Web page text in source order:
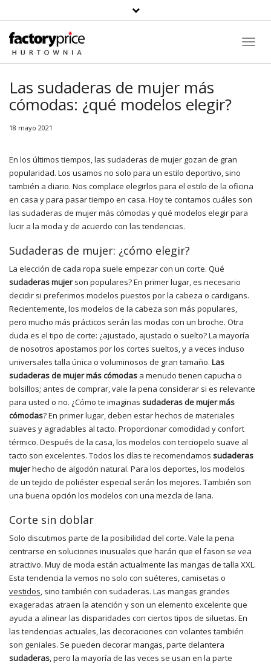
Las sudaderas de mujer más
cómodas: ¿qué modelos elegir?
18 mayo 2021
En los últimos tiempos, las sudaderas de mujer gozan de gran
popularidad. Los usamos no solo para un estilo deportivo, sino
también a diario. Nos complace elegirlos para el estilo de la oficina
en casa y para pasar tiempo en casa. Hoy te contamos cuáles son
las sudaderas de mujer más cómodas y qué modelos elegir para
lucir a la moda y de acuerdo con las tendencias.
Sudaderas de mujer: ¿cómo elegir?
La elección de cada ropa suele empezar con un corte. Qué
sudaderas mujerson populares? En primer lugar, es necesario
decidir si preferimos modelos puestos por la cabeza o cardigans.
Recientemente, los modelos de la cabeza son más populares,
pero mucho más prácticos serán las modas con un broche. Otra
duda es el tipo de corte: ¿ajustado, ajustado o suelto? La mayoría
de nosotros apostamos por los cortes sueltos, y a veces incluso
universales talla única o voluminosos de gran tamaño. Las
sudaderas de mujer más cómodas a menudo tienen capucha o
bolsillos; antes de comprar, vale la pena considerar si es relevante
para usted o no. ¿Cómo te imaginas sudaderas de mujer más
cómodas? En primer lugar, deben estar hechos de materiales
suaves y agradables al tacto. Proporcionar comodidad y confort
térmico. Después de la casa, los modelos con terciopelo suave al
tacto son excelentes. Todos los días te recomendamos sudaderas
mujerhecho de algodón natural. Para los deportes, los modelos
de un tejido de poliéster especial serán los mejores. También son
una buena opción los modelos con una mezcla de lana.
Corte sin doblar
Solo discutimos parte de la posibilidad del corte. Vale la pena
centrarse en soluciones inusuales que harán que el fason se vea
atractivo. Muy de moda están actualmente las mangas de talla XXL.
Esta tendencia la vemos no solo con suéteres, camisetas o
vestidos, sino también con sudaderas. Las mangas grandes
exageradas atraen la atención y son un elemento excelente que
ayuda a alinear las disparidades con ciertos tipos de siluetas. En
las tendencias actuales, las decoraciones con volantes también
son geniales. Se pueden decorar mangas, parte delantera
sudaderas, pero la mayoría de las veces se usan en la parte